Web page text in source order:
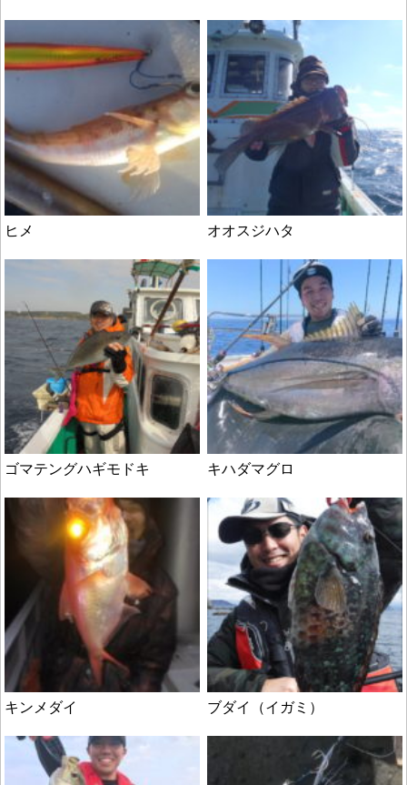
ヒメ オオスジハタ
ゴマテングハギモドキ キハダマグロ
キンメダイ ブダイ（イガミ）